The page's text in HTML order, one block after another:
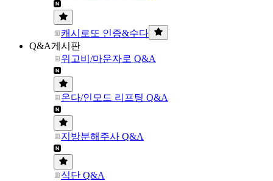
캐시로또 인증&수다
Q&A게시판
위고비/마운자로 Q&A
온다/인모드 리프팅 Q&A
지방분해주사 Q&A
식단 Q&A